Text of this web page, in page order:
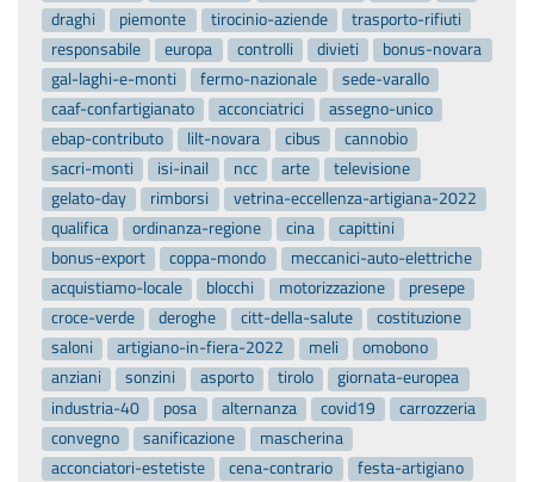
gal-laghi-e-monti
fermo-nazionale
sede-varallo
caaf-confartigianato
acconciatrici
assegno-unico
ebap-contributo
lilt-novara cibus
cannobio
sacri-monti
isi-inail ncc arte
televisione
gelato-day
rimborsi
vetrina-eccellenza-artigiana-2022
qualifica
ordinanza-regione cina
capittini
bonus-export
coppa-mondo
meccanici-auto-elettriche
acquistiamo-locale
blocchi motorizzazione
croce-verde
deroghe citt-della-salute
costituzione
saloni
artigiano-in-fiera-2022 meli
omobono
anziani
sonzini asporto tirolo
giornata-europea
industria-40
posa alternanza covid19
carrozzeria
convegno
sanificazione
mascherina
acconciatori-estetiste
cena-contrario
festa-artigiano
provincia-novara
segnaletica-stradale
amazon
vaccinazioni impianti scadenze
accordo